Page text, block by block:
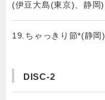
(伊豆大島(東京)、静岡)
19.ちゃっきり節*(静岡)
DISC-2